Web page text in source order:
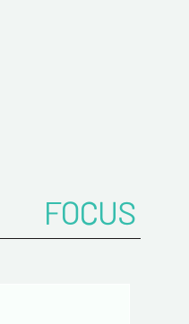
FOCUS